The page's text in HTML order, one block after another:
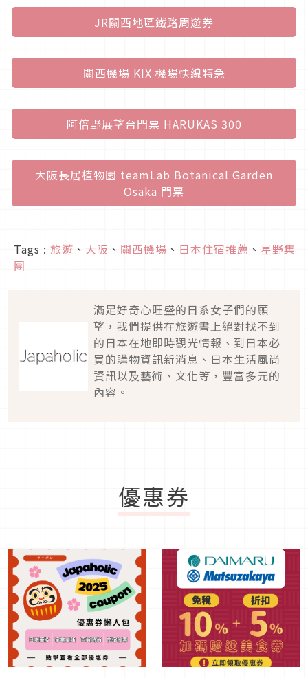
JR關西地區鐵路周遊券
關西機場 KIX 機場快線特急
阿倍野展望台門票 HARUKAS 300
大阪長居植物園 teamLab Botanical Garden
Osaka 門票
Tags : 旅遊 、 大阪 、 關西機場 、 日本住宿推薦 、 星野集
團
滿足好奇心旺盛的日系女子們的願
望，我們提供在旅遊書上絕對找不到
的日本在地即時觀光情報、到日本必
買的購物資訊新消息、日本生活風尚
資訊以及藝術、文化等，豐富多元的
內容。
優惠券